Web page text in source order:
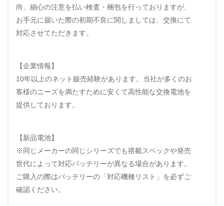
尚、細心の注意を払い検査・梱包を行っておりますが、
お手元に届いた際の初期不良に関しましては、交換にて
対応させてただきます。
【企業情報】
10年以上のネット贩売経験があります。当社が多くのお
客様のニーズを満たすために安くて高性能な交換電池を
提供しております。
【新品電池】
※同じメーカーの同じシリーズでも搭載スペックや発売
世代によって対応バッテリーが異なる場合があります。
ご購入の際はバッテリーの「対応機種リスト」を必ずご
確認ください。